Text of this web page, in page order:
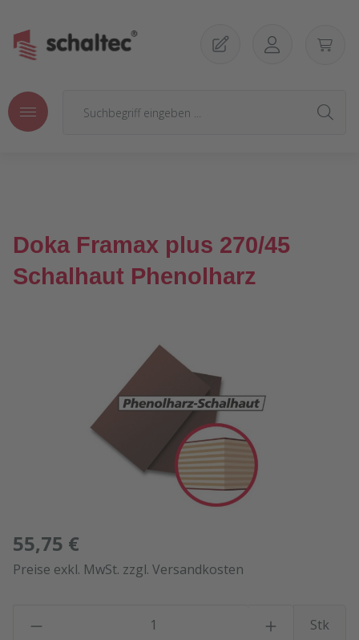
Doka Framax plus 270/45
Schalhaut Phenolharz
Bildergalerie überspringen
55,75 €
Preise exkl. MwSt. zzgl. Versandkosten
Stk